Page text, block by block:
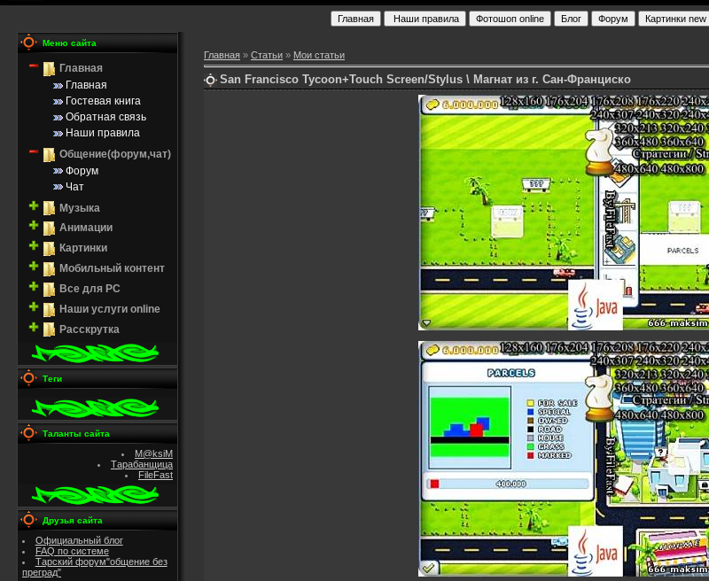
Меню сайта
Главная
Главная
Гостевая книга
Обратная связь
Наши правила
Общение(форум,чат)
Форум
Чат
Музыка
Анимации
Картинки
Мобильный контент
Все для PC
Наши услуги online
Расскрутка
Теги
Таланты сайта
M@ksiM
Тарабанщица
FileFast
Друзья сайта
Официальный блог
FAQ по системе
Тарский форум"общение без
преград"
Главная » Статьи » Мои статьи
San Francisco Tycoon+Touch Screen/Stylus \ Магнат из г. Сан-Франциско